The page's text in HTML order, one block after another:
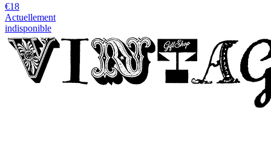
€18
Actuellement
indisponible